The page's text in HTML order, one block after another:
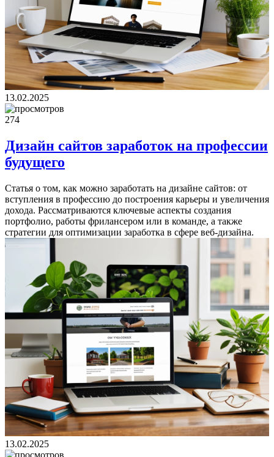
13.02.2025
274
Дизайн сайтов заработок на профессии
будущего
Статья о том, как можно заработать на дизайне сайтов: от
вступления в профессию до построения карьеры и увеличения
дохода. Рассматриваются ключевые аспекты создания
портфолио, работы фрилансером или в команде, а также
стратегии для оптимизации заработка в сфере веб-дизайна.
13.02.2025